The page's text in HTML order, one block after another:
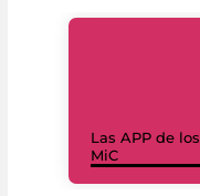
Las APP de los
MiC